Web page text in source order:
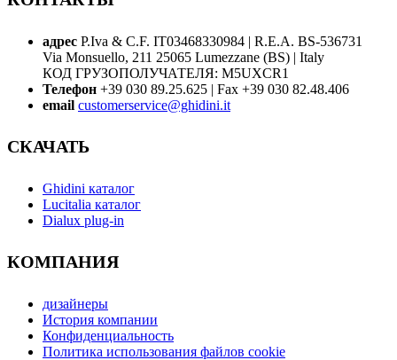
адрес P.Iva & C.F. IT03468330984 | R.E.A. BS-536731
Via Monsuello, 211 25065 Lumezzane (BS) | Italy
КОД ГРУЗОПОЛУЧАТЕЛЯ: M5UXCR1
Телефон +39 030 89.25.625 | Fax +39 030 82.48.406
email customerservice@ghidini.it
СКАЧАТЬ
Ghidini каталог
Lucitalia каталог
Dialux plug-in
КОМПАНИЯ
дизайнеры
История компании
Конфиденциальность
Политика использования файлов cookie